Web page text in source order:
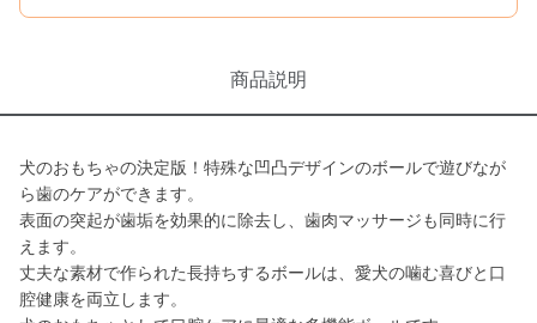
商品説明
犬のおもちゃの決定版！特殊な凹凸デザインのボールで遊びなが
ら歯のケアができます。
表面の突起が歯垢を効果的に除去し、歯肉マッサージも同時に行
えます。
丈夫な素材で作られた長持ちするボールは、愛犬の噛む喜びと口
腔健康を両立します。